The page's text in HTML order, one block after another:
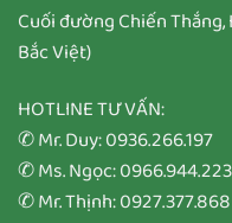
Cuối đường Chiến
Bắc Việt)
HOTLINE TƯ VẤN:
✆ Mr. Duy: 0936.266.197
✆ Ms. Ngọc: 0966.944.223
✆ Mr. Thịnh: 0927.377.868